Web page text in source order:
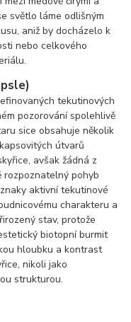
světlo láme odlišným
aniž by docházelo k
nebo celkového
tekutinových
pozorování spolehlivě
sice obsahuje několik
útvarů
avšak žádná z
rozpoznatelný pohyb
aktivní tekutinové
charakteru a
stav, protože
biotopní burmit
hloubku a kontrast
nikoli jako
strukturou.